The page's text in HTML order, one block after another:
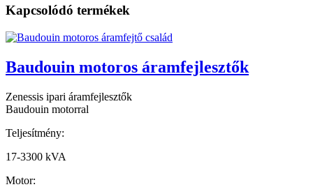
Kapcsolódó termékek
Baudouin motoros áramfejlesztők
Zenessis ipari áramfejlesztők
Baudouin motorral
Teljesítmény:
17-3300 kVA
Motor: